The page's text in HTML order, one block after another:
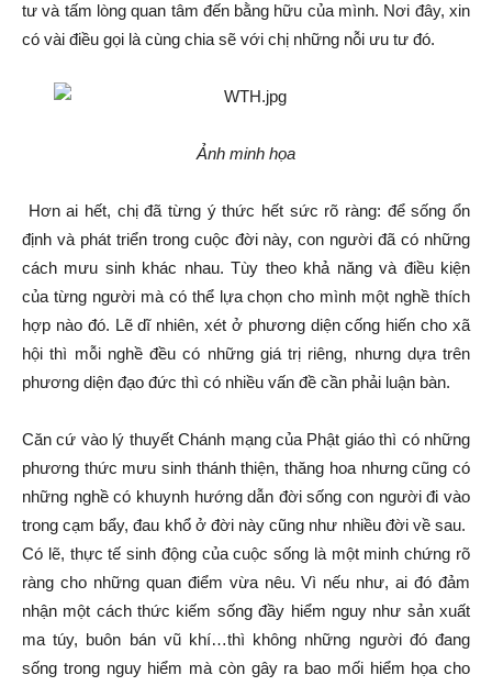
tư và tấm lòng quan tâm đến bằng hữu của mình. Nơi đây, xin
có vài điều gọi là cùng chia sẽ với chị những nỗi ưu tư đó.
Ảnh minh họa
Hơn ai hết, chị đã từng ý thức hết sức rõ ràng: để sống ổn
định và phát triển trong cuộc đời này, con người đã có những
cách mưu sinh khác nhau. Tùy theo khả năng và điều kiện
của từng người mà có thể lựa chọn cho mình một nghề thích
hợp nào đó. Lẽ dĩ nhiên, xét ở phương diện cống hiến cho xã
hội thì mỗi nghề đều có những giá trị riêng, nhưng dựa trên
phương diện đạo đức thì có nhiều vấn đề cần phải luận bàn.
Căn cứ vào lý thuyết Chánh mạng của Phật giáo thì có những
phương thức mưu sinh thánh thiện, thăng hoa nhưng cũng có
những nghề có khuynh hướng dẫn đời sống con người đi vào
trong cạm bẩy, đau khổ ở đời này cũng như nhiều đời về sau.
Có lẽ, thực tế sinh động của cuộc sống là một minh chứng rõ
ràng cho những quan điểm vừa nêu. Vì nếu như, ai đó đảm
nhận một cách thức kiếm sống đầy hiểm nguy như sản xuất
ma túy, buôn bán vũ khí…thì không những người đó đang
sống trong nguy hiểm mà còn gây ra bao mối hiểm họa cho